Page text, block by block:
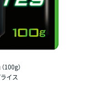
100g）
イス